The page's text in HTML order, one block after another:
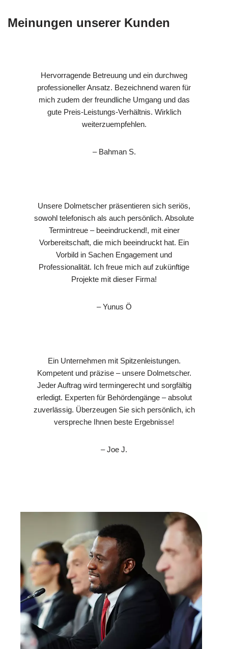
Meinungen unserer Kunden
Hervorragende Betreuung und ein durchweg
professioneller Ansatz. Bezeichnend waren für
mich zudem der freundliche Umgang und das
gute Preis-Leistungs-Verhältnis. Wirklich
weiterzuempfehlen.
– Bahman S.
Unsere Dolmetscher präsentieren sich seriös,
sowohl telefonisch als auch persönlich. Absolute
Termintreue – beeindruckend!, mit einer
Vorbereitschaft, die mich beeindruckt hat. Ein
Vorbild in Sachen Engagement und
Professionalität. Ich freue mich auf zukünftige
Projekte mit dieser Firma!
– Yunus Ö
Ein Unternehmen mit Spitzenleistungen.
Kompetent und präzise – unsere Dolmetscher.
Jeder Auftrag wird termingerecht und sorgfältig
erledigt. Experten für Behördengänge – absolut
zuverlässig. Überzeugen Sie sich persönlich, ich
verspreche Ihnen beste Ergebnisse!
– Joe J.